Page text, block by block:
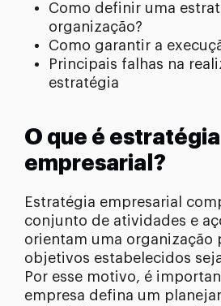
Como definir uma
organização?
Como garantir a
Principais falhas na
estratégia
O que é estratégia
empresarial?
Estratégia empresarial
conjunto de atividades e
orientam uma organização
objetivos estabelecidos
Por esse motivo, é
empresa defina um